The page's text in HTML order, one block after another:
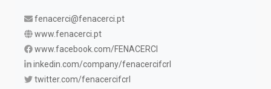
fenacerci@fenacerci.pt
www.fenacerci.pt
www.facebook.com/FENACERCI
inkedin.com/company/fenacercifcrl
twitter.com/fenacercifcrl